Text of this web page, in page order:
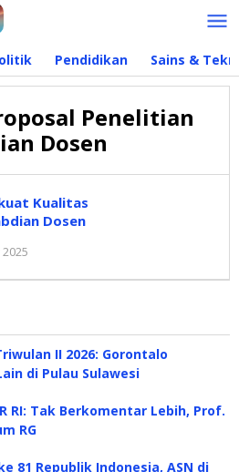
Pendidikan Sains &
Penelitian
Dosen
Kualitas
Dosen
II 2026: Gorontalo
di Pulau Sulawesi
RI: Tak Berkomentar Lebih, Prof.
RG
81 Republik Indonesia, ASN di